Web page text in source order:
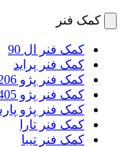
کمک فنر
کمک فنر ال 90
کمک فنر پراید
کمک فنر پژو 206
کمک فنر پژو 405
کمک فنر پژو
کمک فنر تارا
کمک فنر تیبا